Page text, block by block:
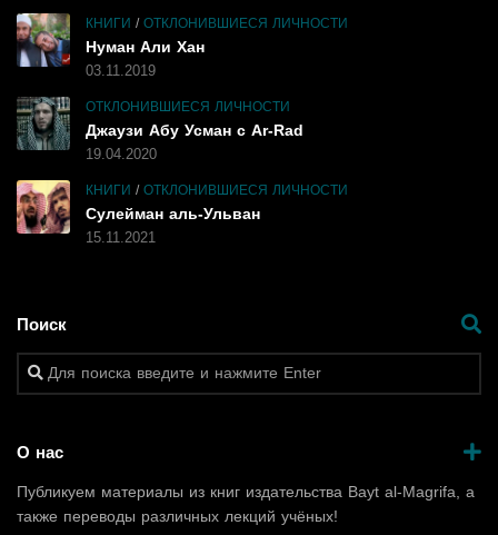
КНИГИ /ОТКЛОНИВШИЕСЯ ЛИЧНОСТИ
Нуман Али Хан
03.11.2019
ОТКЛОНИВШИЕСЯ ЛИЧНОСТИ
Джаузи Абу Усман с Ar-Rad
19.04.2020
КНИГИ /ОТКЛОНИВШИЕСЯ ЛИЧНОСТИ
Сулейман аль-Ульван
15.11.2021
Поиск
О нас
Публикуем материалы из книг издательства Bayt al-Magrifa, а
также переводы различных лекций учёных!